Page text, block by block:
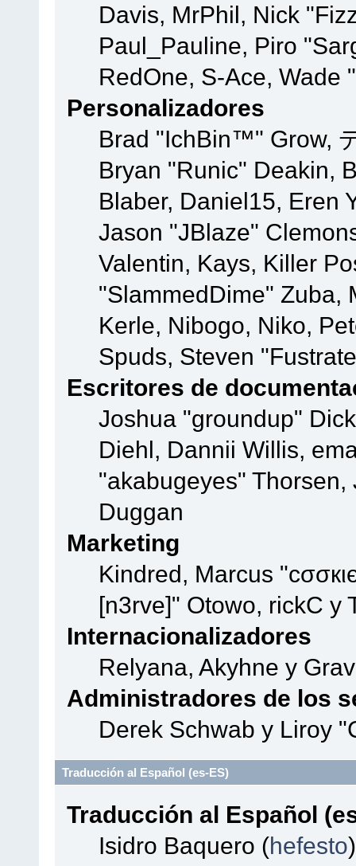
Davis, MrPhil, Nick
Paul_Pauline, Piro
RedOne, S-Ace,
Personalizadores
Brad "IchBin™" Grow,
Bryan "Runic" Deakin,
Blaber, Daniel15, Eren
Jason "JBlaze"
Valentin, Kays, Killer
"SlammedDime" Zuba,
Kerle, Nibogo, Niko,
Spuds, Steven
Escritores de
Joshua "groundup"
Diehl, Dannii Willis,
"akabugeyes"
Duggan
Marketing
Kindred, Marcus
[n3rve]" Otowo, rickC y
Internacionalizadores
Relyana, Akyhne y
Administradores de los
Derek Schwab y Liroy
Traducción al Español (es-ES)
Traducción al Español
Isidro Baquero (hefesto)